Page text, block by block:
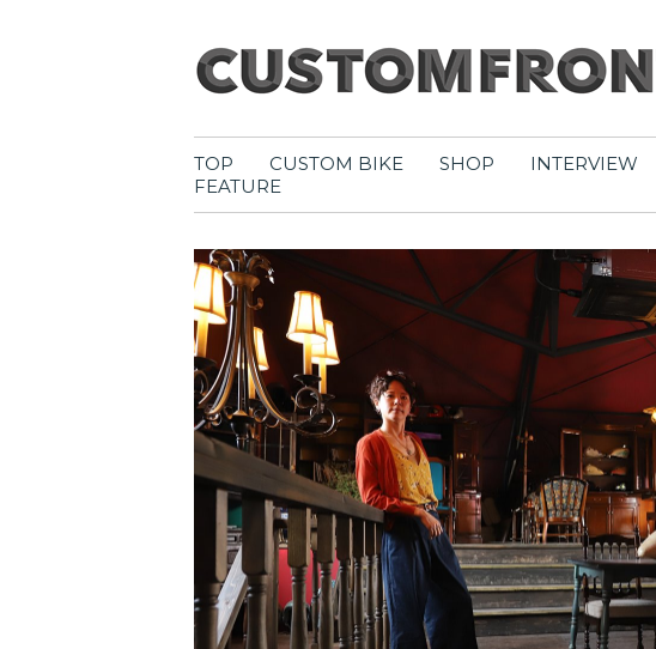
TOP CUSTOM BIKE SHOP INTERVIEW
FEATURE